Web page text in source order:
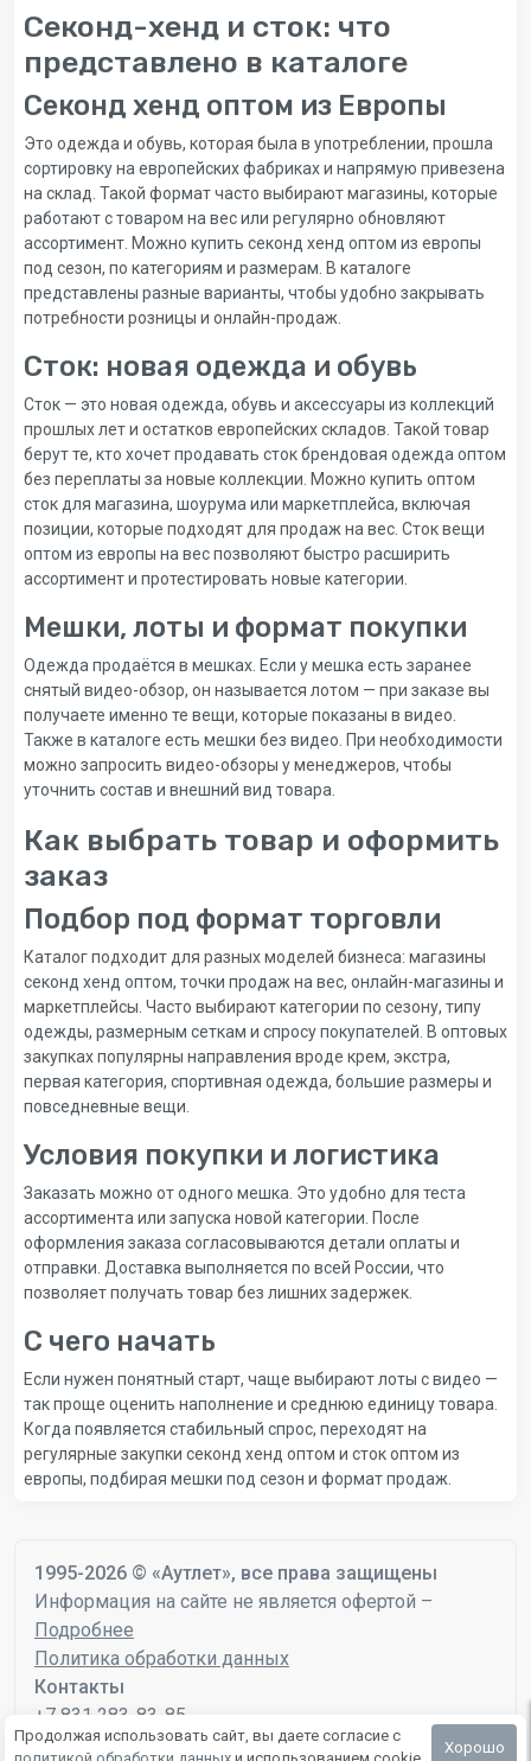
Секонд-хенд и сток: что
представлено в каталоге
Секонд хенд оптом из Европы
Это одежда и обувь, которая была в употреблении, прошла
сортировку на европейских фабриках и напрямую привезена
на склад. Такой формат часто выбирают магазины, которые
работают с товаром на вес или регулярно обновляют
ассортимент. Можно купить секонд хенд оптом из европы
под сезон, по категориям и размерам. В каталоге
представлены разные варианты, чтобы удобно закрывать
потребности розницы и онлайн-продаж.
Сток: новая одежда и обувь
Сток — это новая одежда, обувь и аксессуары из коллекций
прошлых лет и остатков европейских складов. Такой товар
берут те, кто хочет продавать сток брендовая одежда оптом
без переплаты за новые коллекции. Можно купить оптом
сток для магазина, шоурума или маркетплейса, включая
позиции, которые подходят для продаж на вес. Сток вещи
оптом из европы на вес позволяют быстро расширить
ассортимент и протестировать новые категории.
Мешки, лоты и формат покупки
Одежда продаётся в мешках. Если у мешка есть заранее
снятый видео-обзор, он называется лотом — при заказе вы
получаете именно те вещи, которые показаны в видео.
Также в каталоге есть мешки без видео. При необходимости
можно запросить видео-обзоры у менеджеров, чтобы
уточнить состав и внешний вид товара.
Как выбрать товар и оформить
заказ
Подбор под формат торговли
Каталог подходит для разных моделей бизнеса: магазины
секонд хенд оптом, точки продаж на вес, онлайн-магазины и
маркетплейсы. Часто выбирают категории по сезону, типу
одежды, размерным сеткам и спросу покупателей. В оптовых
закупках популярны направления вроде крем, экстра,
первая категория, спортивная одежда, большие размеры и
повседневные вещи.
Условия покупки и логистика
Заказать можно от одного мешка. Это удобно для теста
ассортимента или запуска новой категории. После
оформления заказа согласовываются детали оплаты и
отправки. Доставка выполняется по всей России, что
позволяет получать товар без лишних задержек.
С чего начать
Если нужен понятный старт, чаще выбирают лоты с видео —
так проще оценить наполнение и среднюю единицу товара.
Когда появляется стабильный спрос, переходят на
регулярные закупки секонд хенд оптом и сток оптом из
европы, подбирая мешки под сезон и формат продаж.
1995-2026 © «Аутлет», все права защищены
Информация на сайте не является офертой –
Подробнее
Политика обработки данных
Контакты
+7 831 283-83-85
mail@autlet.ru
Продолжая использовать сайт, вы даете согласие с
Хорошо